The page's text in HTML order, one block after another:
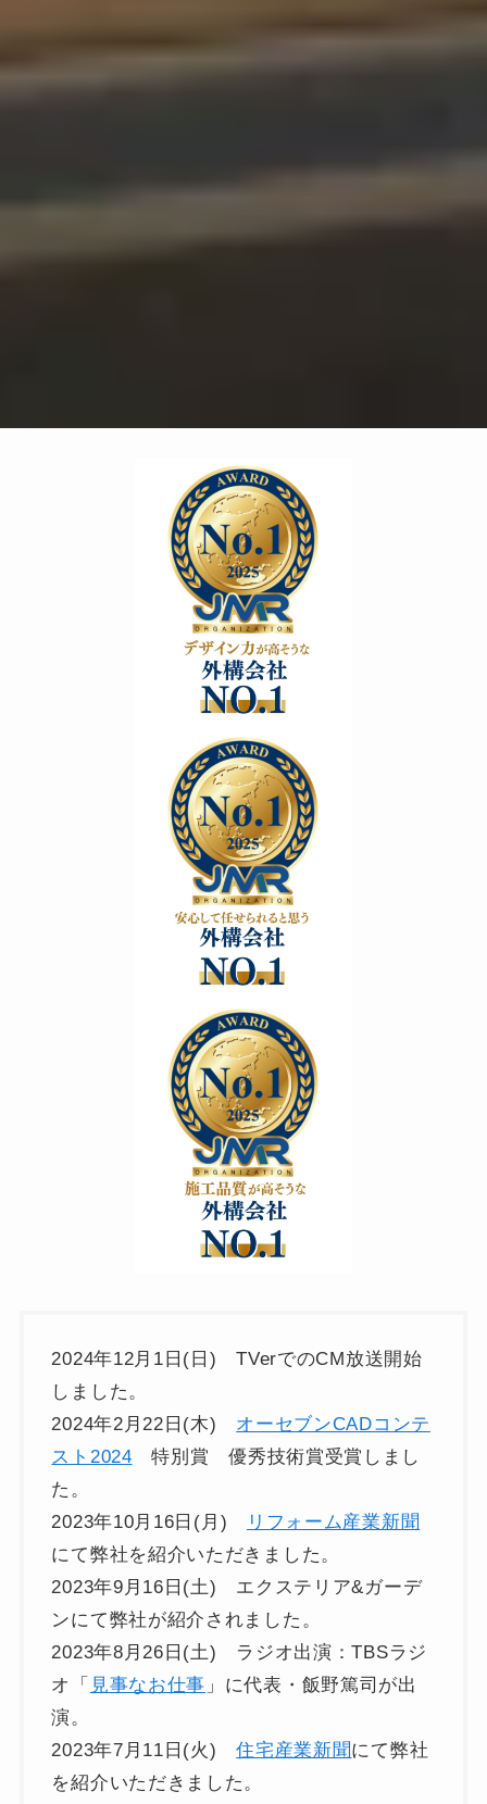
2024年12月1日(日) TVerでのCM放送開始
しました。
2024年2月22日(木) オーセブンCADコンテ
スト2024 特別賞 優秀技術賞受賞しまし
た。
2023年10月16日(月)
リフォーム産業新聞
にて弊社を紹介いただきました。
2023年9月16日(土) エクステリア&ガーデ
ンにて弊社が紹介されました。
2023年8月26日(土) ラジオ出演：TBSラジ
オ「 見事なお仕事 」に代表・飯野篤司が出
演。
2023年7月11日(火)住宅産業新聞にて弊社
を紹介いただきました。